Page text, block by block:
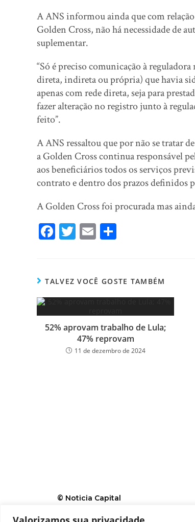
A ANS informou ainda que com
Golden Cross, não há necessidade de
suplementar.
“Só é preciso comunicação à
direta, indireta ou própria) que havia
apenas com rede direta, seja para
fazer alteração no registro junto à
feito”.
A ANS ressaltou que por não se tratar
a Golden Cross continua responsável
aos beneficiários todos os serviços
contrato e dentro dos prazos definidos
A Golden Cross foi procurada mas
Fa
ok
T
er
E
TALVEZ VOCÊ GOSTE TAMBÉM
52% aprovam trabalho de Lula;
47% reprovam
11 de dezembro de 2024
© Noticia Capital